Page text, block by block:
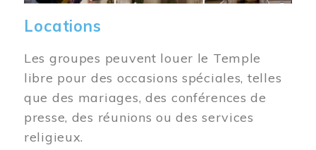
Locations
Les groupes peuvent louer le Temple
libre pour des occasions spéciales, telles
que des mariages, des conférences de
presse, des réunions ou des services
religieux.